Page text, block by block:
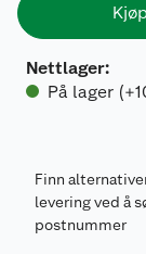
Nettlager:
På lager
Finn
levering ved å
postnummer